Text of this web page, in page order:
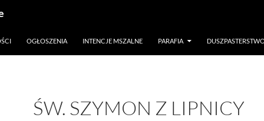
OGŁOSZENIA INTENCJE MSZALNE PARAFIA
ŚW. SZYMON Z LIPNICY